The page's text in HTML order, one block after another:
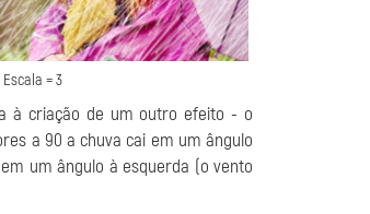
Escala = 3
à criação de um outro efeito - o
a 90 a chuva cai em um ângulo
um ângulo à esquerda (o vento